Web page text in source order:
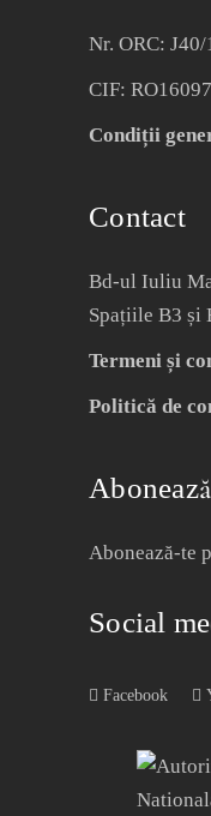
Nr. ORC:
CIF:
Condiții
Contact
Bd-ul Iuliu
Spațiile B3 și
Termeni și
Politică de
Abonează-te
Social
Facebook